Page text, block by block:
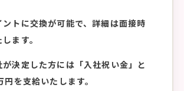
ントに交換が可能で、詳細は面接時
ます。
決定した方には「入社祝い金」と
を支給いたします。